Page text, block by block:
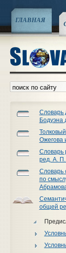
ГЛАВНАЯ
Словарь
Бодуэна
Ожегова
Словарь
ред. А.
Словарь
по
общей